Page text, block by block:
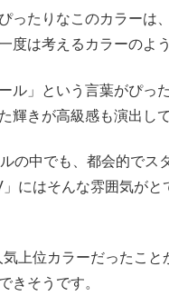
ったりなこのカラーは
度は考えるカラーのよう
ル」という言葉がぴっ
輝きが高級感も演出し
の中でも、都会的でス
にはそんな雰囲気がと
上位カラーだったこと
きそうです。